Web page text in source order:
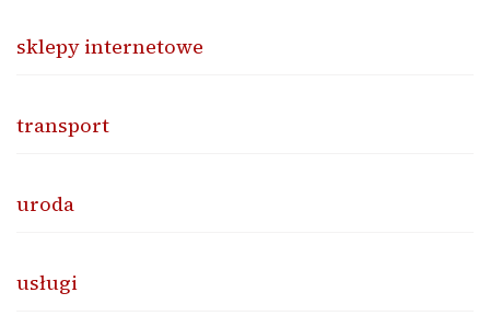
sklepy internetowe
transport
uroda
usługi